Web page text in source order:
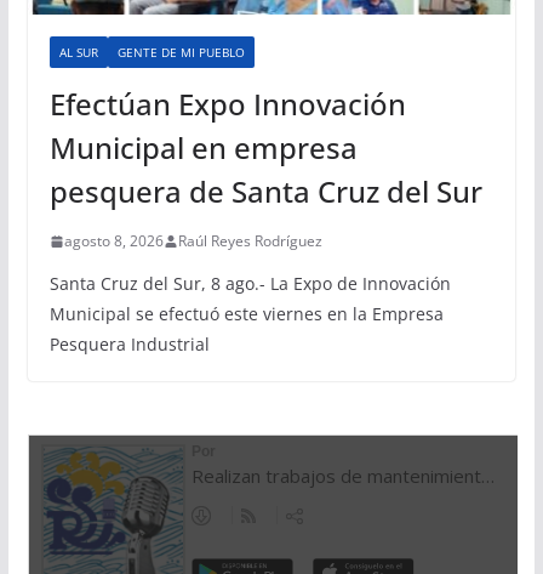
AL SUR GENTE DE MI PUEBLO
Efectúan Expo Innovación
Municipal en empresa
pesquera de Santa Cruz del Sur
agosto 8, 2026 Raúl Reyes Rodríguez
Santa Cruz del Sur, 8 ago.- La Expo de Innovación
Municipal se efectuó este viernes en la Empresa
Pesquera Industrial